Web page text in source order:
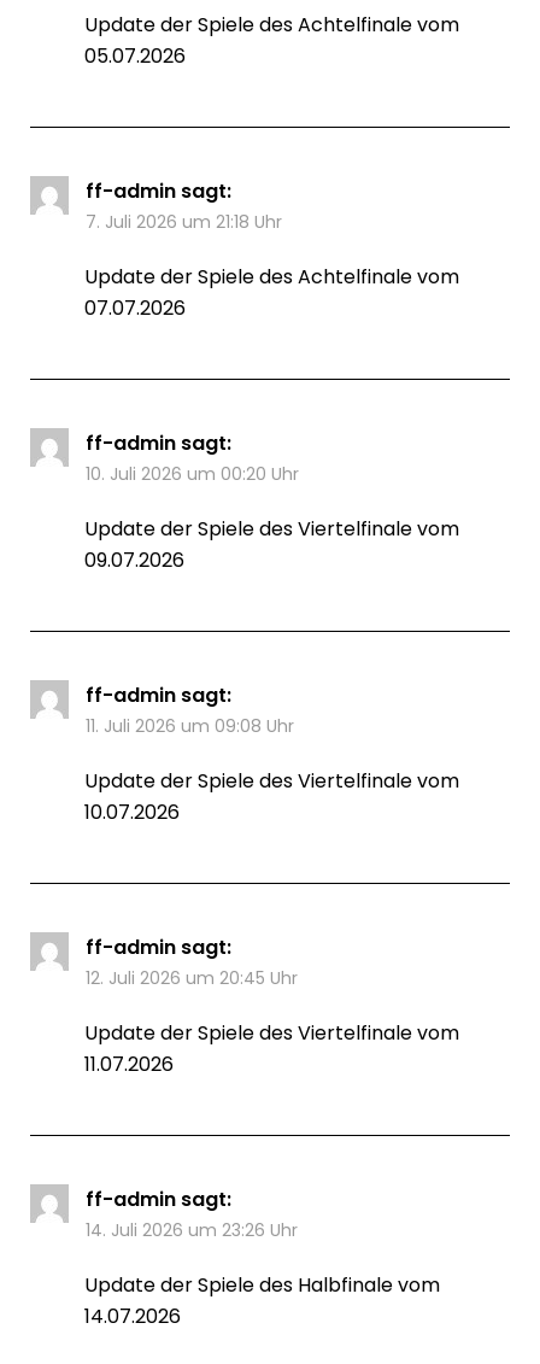
Update der Spiele des Achtelfinale vom
05.07.2026
ff-admin sagt:
7. Juli 2026 um 21:18 Uhr
Update der Spiele des Achtelfinale vom
07.07.2026
ff-admin sagt:
10. Juli 2026 um 00:20 Uhr
Update der Spiele des Viertelfinale vom
09.07.2026
ff-admin sagt:
11. Juli 2026 um 09:08 Uhr
Update der Spiele des Viertelfinale vom
10.07.2026
ff-admin sagt:
12. Juli 2026 um 20:45 Uhr
Update der Spiele des Viertelfinale vom
11.07.2026
ff-admin sagt:
14. Juli 2026 um 23:26 Uhr
Update der Spiele des Halbfinale vom
14.07.2026